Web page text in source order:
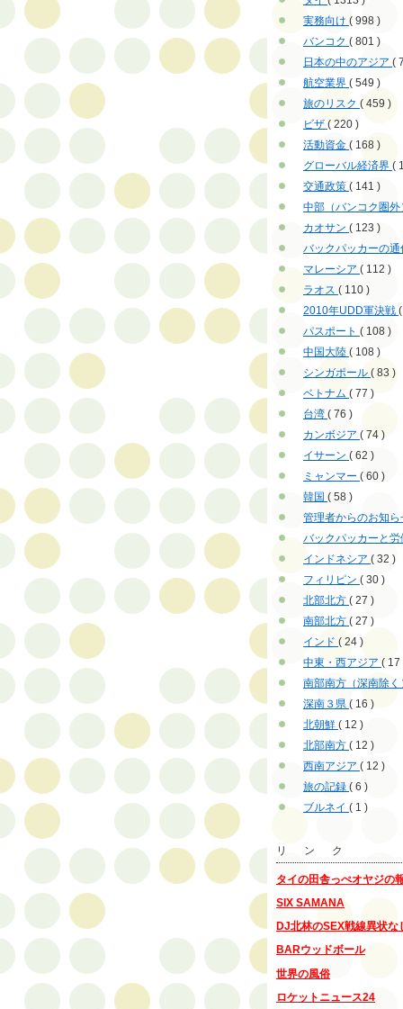
実務向け ( 998 )
バンコク ( 801 )
日本の中のアジア (
航空業界 ( 549 )
旅のリスク ( 459 )
ビザ ( 220 )
活動資金 ( 168 )
グローバル経済界 (
交通政策 ( 141 )
中部（バンコク圏
カオサン ( 123 )
バックパッカーの
マレーシア ( 112 )
ラオス ( 110 )
2010年UDD軍決戦
パスポート ( 108 )
中国大陸 ( 108 )
シンガポール ( 83 )
ベトナム ( 77 )
台湾 ( 76 )
カンボジア ( 74 )
イサーン ( 62 )
ミャンマー ( 60 )
韓国 ( 58 )
管理者からのお知
バックパッカーと
インドネシア ( 32 )
フィリピン ( 30 )
北部北方 ( 27 )
南部北方 ( 27 )
インド ( 24 )
中東・西アジア ( 17
南部南方（深南除
深南３県 ( 16 )
北朝鮮 ( 12 )
北部南方 ( 12 )
西南アジア ( 12 )
旅の記録 ( 6 )
ブルネイ ( 1 )
リ ン ク
タイの田舎っぺオヤジの
SIX SAMANA
DJ北林のSEX戦線異状な
BARウッドボール
世界の風俗
ロケットニュース24